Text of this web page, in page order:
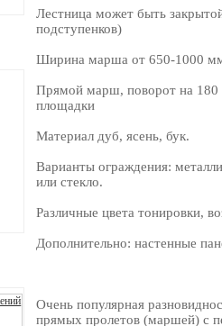
Лестница может быть
подступенков)
Ширина марша от 650-1000
Прямой марш, поворот на 180
площадки
Материал дуб, ясень, бук.
Варианты ограждения:
или стекло.
Различные цвета тонировки,
Дополнительно: настенные
Очень популярная
прямых пролетов (маршей) с